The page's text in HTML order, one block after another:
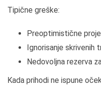
Tipične greške:
Preoptimistične
Ignorisanje skrivenih
Nedovoljna rezerva
Kada prihodi ne ispune